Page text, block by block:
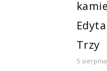
Trzy
5